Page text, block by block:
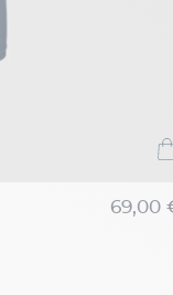
69,00